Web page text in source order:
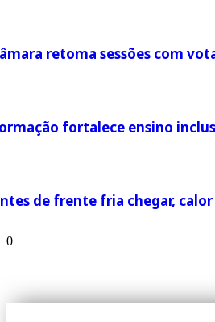
retoma sessões com
fortalece ensino
de frente fria chegar,